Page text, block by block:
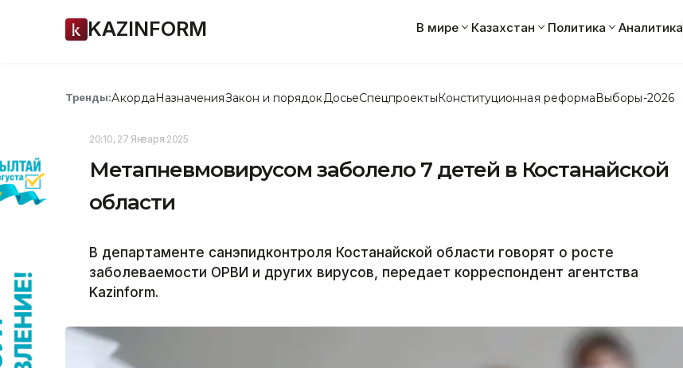
KAZINFORM В мире Казахстан Политика Аналитика
Тренды:АкордаНазначенияЗакон и порядок ДосьеСпецпроектыКонституционная реформаВыборы-2026
20:10, 27 Января 2025
Метапневмовирусом заболело 7 детей в Костанайской
области
В департаменте санэпидконтроля Костанайской области говорят о росте
заболеваемости ОРВИ и других вирусов, передает корреспондент агентства
Kazinform.